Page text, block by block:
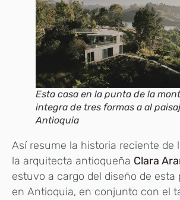
Esta casa en la punta de la
integra de tres formas a al
Antioquia
Así resume la historia reciente de
la arquitecta antioqueña Clara
estuvo a cargo del diseño de esta
en Antioquia, en conjunto con el